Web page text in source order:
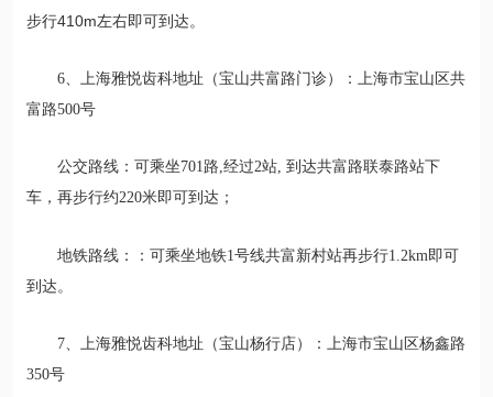
步行410m左右即可到达。
6、上海雅悦齿科地址（宝山共富路门诊）：上海市宝山区共
富路500号
公交路线：可乘坐701路,经过2站, 到达共富路联泰路站下
车，再步行约220米即可到达；
地铁路线：： 可乘坐地铁1号线共富新村站再步行1.2km即可
到达。
7、上海雅悦齿科地址（宝山杨行店）：上海市宝山区杨鑫路
350号